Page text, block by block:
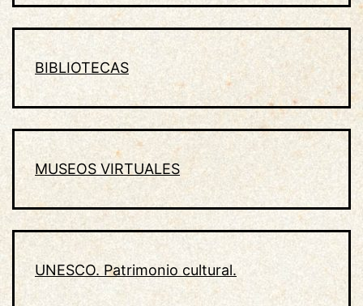
BIBLIOTECAS
MUSEOS VIRTUALES
UNESCO. Patrimonio cultural.